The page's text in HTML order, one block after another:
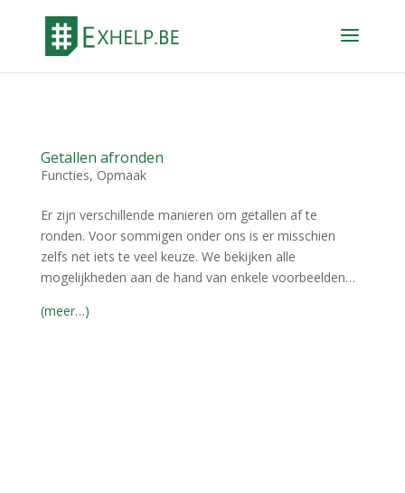
Getallen afronden
Functies, Opmaak
Er zijn verschillende manieren om getallen af te
ronden. Voor sommigen onder ons is er misschien
zelfs net iets te veel keuze. We bekijken alle
mogelijkheden aan de hand van enkele voorbeelden…
(meer…)